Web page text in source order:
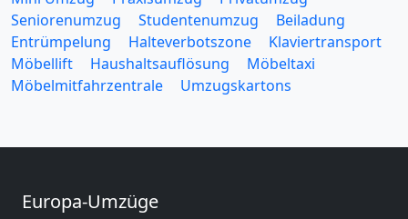
Seniorenumzug
Studentenumzug
Beiladung
Entrümpelung
Halteverbotszone
Klaviertransport
Möbellift
Haushaltsauflösung
Möbeltaxi
Möbelmitfahrzentrale
Umzugskartons
Europa-Umzüge